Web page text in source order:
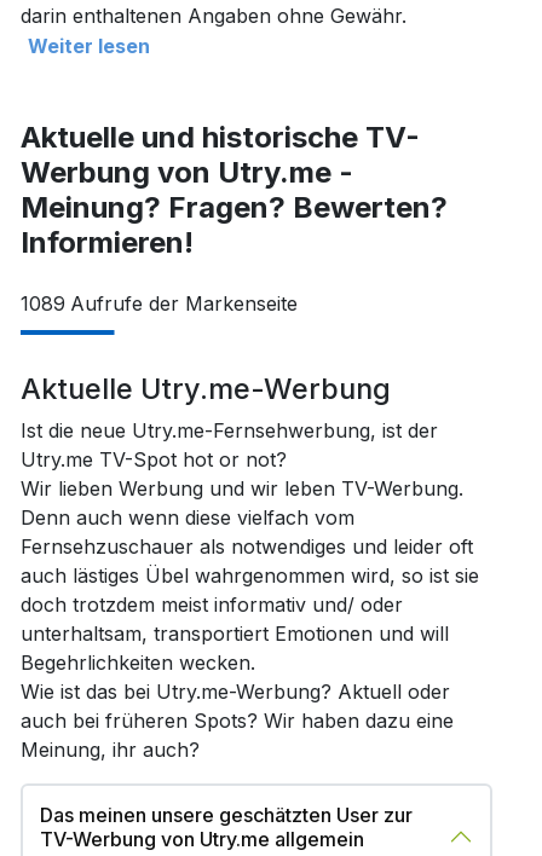
darin enthaltenen Angaben ohne Gewähr.
Weiter lesen
Aktuelle und historische TV-
Werbung von Utry.me -
Meinung? Fragen? Bewerten?
Informieren!
1089 Aufrufe der Markenseite
Aktuelle Utry.me-Werbung
Ist die neue Utry.me-Fernsehwerbung, ist der
Utry.me TV-Spot hot or not?
Wir lieben Werbung und wir leben TV-Werbung.
Denn auch wenn diese vielfach vom
Fernsehzuschauer als notwendiges und leider oft
auch lästiges Übel wahrgenommen wird, so ist sie
doch trotzdem meist informativ und/ oder
unterhaltsam, transportiert Emotionen und will
Begehrlichkeiten wecken.
Wie ist das bei Utry.me-Werbung? Aktuell oder
auch bei früheren Spots? Wir haben dazu eine
Meinung, ihr auch?
Das meinen unsere geschätzten User zur
TV-Werbung von Utry.me allgemein